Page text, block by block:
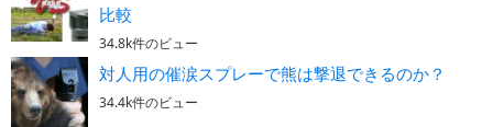
比較
34.8k件のビュー
対人用の催涙スプレーで熊は撃退できるのか？
34.4k件のビュー